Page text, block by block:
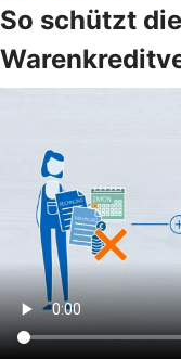
So schützt die